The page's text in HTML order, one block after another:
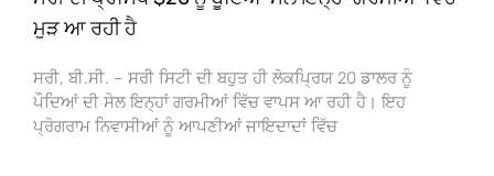
ਮੁੜ ਆ ਰਹੀ ਹੈ
ਸਰੀ, ਬੀ.ਸੀ. – ਸਰੀ ਸਿਟੀ ਦੀ ਬਹੁਤ ਹੀ ਲੋਕਪ੍ਰਿਯ 20 ਡਾਲਰ ਨੂੰ
ਪੌਦਿਆਂ ਦੀ ਸੇਲ ਇਨ੍ਹਾਂ ਗਰਮੀਆਂ ਵਿੱਚ ਵਾਪਸ ਆ ਰਹੀ ਹੈ। ਇਹ
ਪ੍ਰੋਗਰਾਮ ਨਿਵਾਸੀਆਂ ਨੂੰ ਆਪਣੀਆਂ ਜਾਇਦਾਦਾਂ ਵਿੱਚ